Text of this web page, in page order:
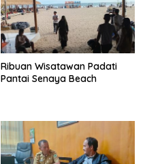
Ribuan Wisatawan Padati
Pantai Senaya Beach